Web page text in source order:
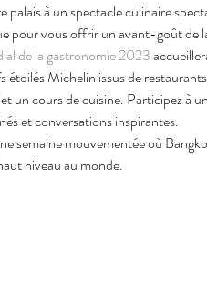
palais à un spectacle culinaire
pour vous offrir un avant-goût de
de la gastronomie 2023
étoilés Michelin issus de
un cours de cuisine. Participez à
et conversations inspirantes.
semaine mouvementée où
niveau au monde.